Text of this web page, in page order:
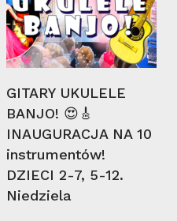
GITARY UKULELE
BANJO! 😍🎸
INAUGURACJA NA 10
instrumentów!
DZIECI 2-7, 5-12.
Niedziela